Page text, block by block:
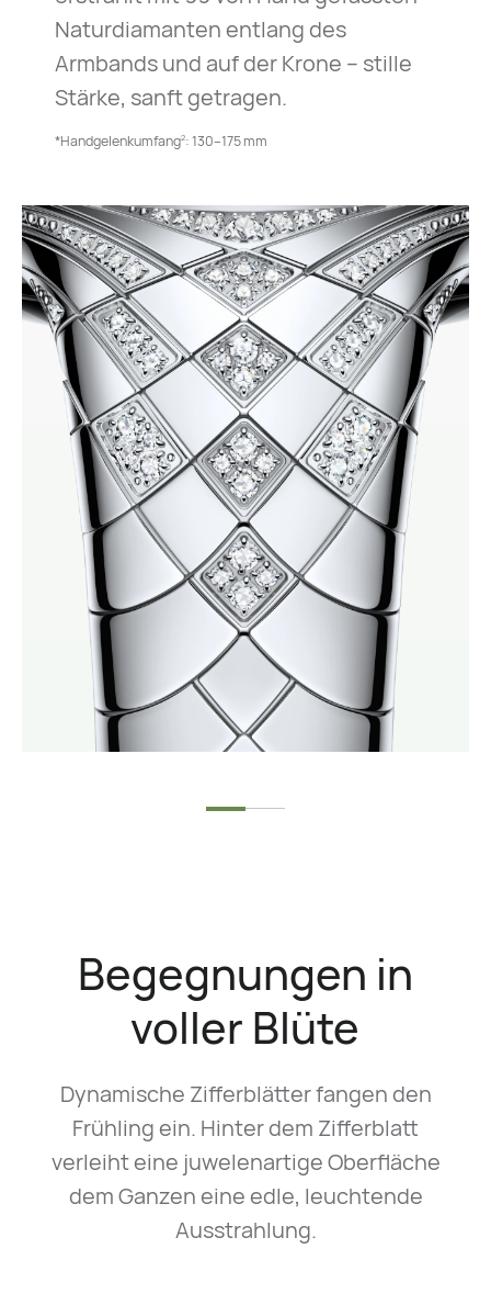
Naturdiamanten entlang des
Armbands und auf der Krone – stille
Stärke, sanft getragen.
*Handgelenkumfang2: 130–175 mm
Begegnungen in
voller Blüte
Dynamische Zifferblätter fangen den
Frühling ein. Hinter dem Zifferblatt
verleiht eine juwelenartige Oberfläche
dem Ganzen eine edle, leuchtende
Ausstrahlung.